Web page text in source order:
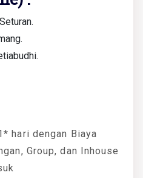
hari dengan Biaya
Group, dan Inhouse